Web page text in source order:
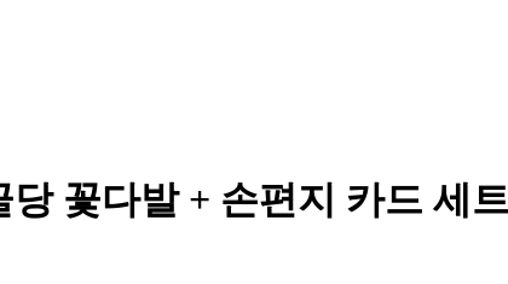
꽃다발 + 손편지 카드 세